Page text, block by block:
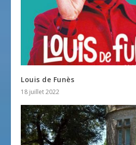
Louis de Funès
18 juillet 2022